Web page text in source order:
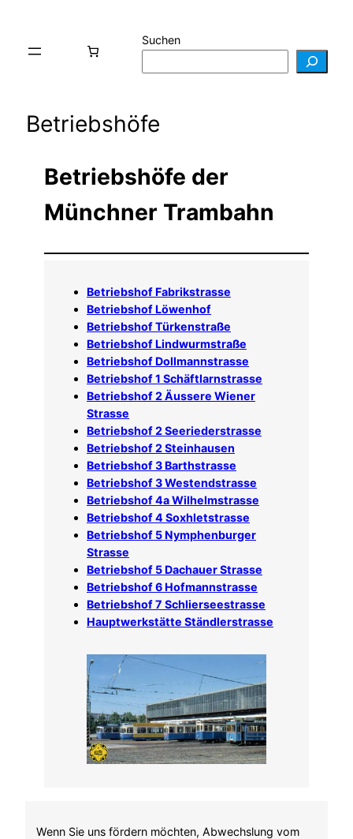
Suchen
Betriebshöfe
Betriebshöfe der
Münchner Trambahn
Betriebshof Fabrikstrasse
Betriebshof Löwenhof
Betriebshof Türkenstraße
Betriebshof Lindwurmstraße
Betriebshof Dollmannstrasse
Betriebshof 1 Schäftlarnstrasse
Betriebshof 2 Äussere Wiener
Strasse
Betriebshof 2 Seeriederstrasse
Betriebshof 2 Steinhausen
Betriebshof 3 Barthstrasse
Betriebshof 3 Westendstrasse
Betriebshof 4a Wilhelmstrasse
Betriebshof 4 Soxhletstrasse
Betriebshof 5 Nymphenburger
Strasse
Betriebshof 5 Dachauer Strasse
Betriebshof 6 Hofmannstrasse
Betriebshof 7 Schlierseestrasse
Hauptwerkstätte Ständlerstrasse
Wenn Sie uns fördern möchten, Abwechslung vom